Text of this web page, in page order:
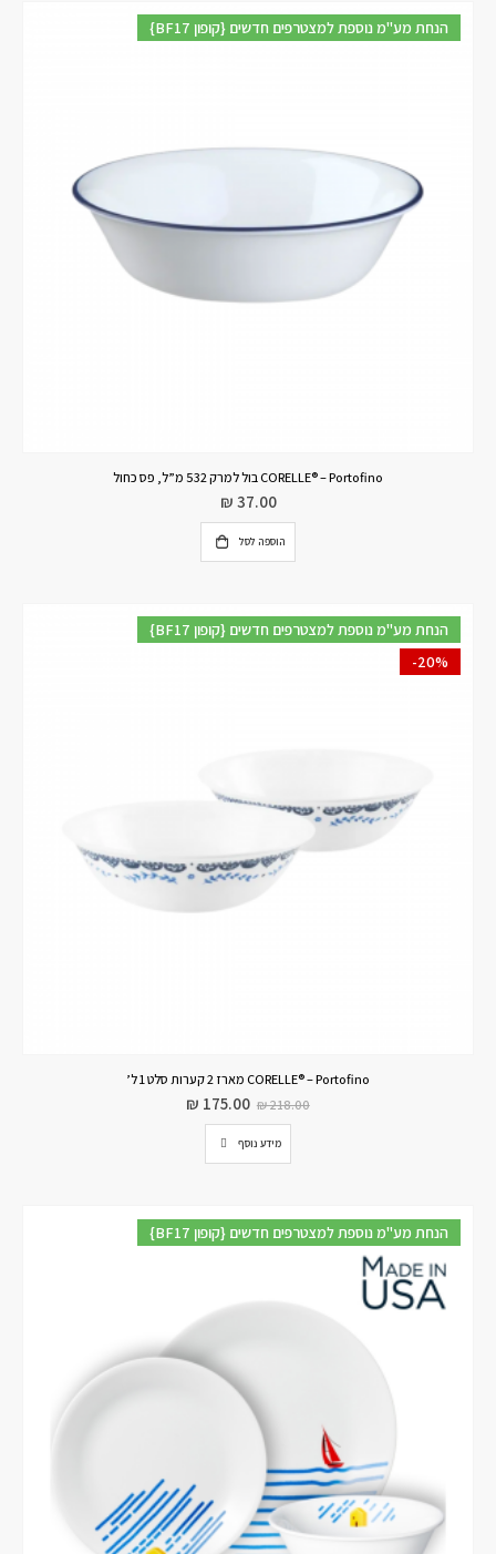
{BF17 קופון} הנחת מע"מ נוספת למצטרפים חדשים
CORELLE® – Portofino בול למרק 532 מ”ל, פס כחול
₪ 37.00
הוספה לסל
{BF17 קופון} הנחת מע"מ נוספת למצטרפים חדשים
-20%
CORELLE® – Portofino מארז 2 קערות סלט 1 ל’
₪218.00
₪ 175.00
מידע נוסף
{BF17 קופון} הנחת מע"מ נוספת למצטרפים חדשים